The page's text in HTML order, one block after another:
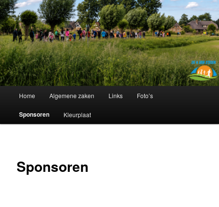
Home Algemene zaken Links Foto’s
Sponsoren Kleurplaat
Sponsoren